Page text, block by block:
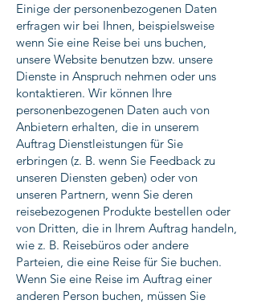
Einige der personenbezogenen Daten
erfragen wir bei Ihnen, beispielsweise
wenn Sie eine Reise bei uns buchen,
unsere Website benutzen bzw. unsere
Dienste in Anspruch nehmen oder uns
kontaktieren. Wir können Ihre
personenbezogenen Daten auch von
Anbietern erhalten, die in unserem
Auftrag Dienstleistungen für Sie
erbringen (z. B. wenn Sie Feedback zu
unseren Diensten geben) oder von
unseren Partnern, wenn Sie deren
reisebezogenen Produkte bestellen oder
von Dritten, die in Ihrem Auftrag handeln,
wie z. B. Reisebüros oder andere
Parteien, die eine Reise für Sie buchen.
Wenn Sie eine Reise im Auftrag einer
anderen Person buchen, müssen Sie